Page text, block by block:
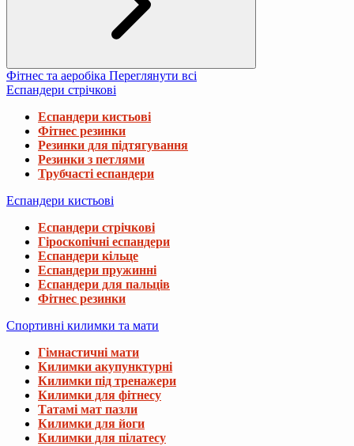
Фітнес та аеробіка Переглянути всі
Еспандери стрічкові
Еспандери кистьові
Фітнес резинки
Резинки для підтягування
Резинки з петлями
Трубчасті еспандери
Еспандери кистьові
Еспандери стрічкові
Гіроскопічні еспандери
Еспандери кільце
Еспандери пружинні
Еспандери для пальців
Фітнес резинки
Спортивні килимки та мати
Гімнастичні мати
Килимки акупунктурні
Килимки під тренажери
Килимки для фітнесу
Татамі мат пазли
Килимки для йоги
Килимки для пілатесу